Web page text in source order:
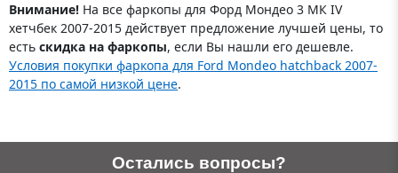
Внимание! На все фаркопы для Форд Мондео 3 МК IV
хетчбек 2007-2015 действует предложение лучшей цены, то
есть скидка на фаркопы, если Вы нашли его дешевле.
Условия покупки фаркопа для Ford Mondeo hatchback 2007-
2015 по самой низкой цене.
Остались вопросы?